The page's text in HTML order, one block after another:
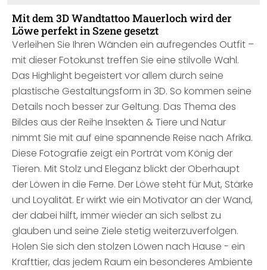
Mit dem 3D Wandtattoo Mauerloch wird der
Löwe perfekt in Szene gesetzt
Verleihen Sie Ihren Wänden ein aufregendes Outfit –
mit dieser Fotokunst treffen Sie eine stilvolle Wahl.
Das Highlight begeistert vor allem durch seine
plastische Gestaltungsform in 3D. So kommen seine
Details noch besser zur Geltung. Das Thema des
Bildes aus der Reihe Insekten & Tiere und Natur
nimmt Sie mit auf eine spannende Reise nach Afrika.
Diese Fotografie zeigt ein Porträt vom König der
Tieren. Mit Stolz und Eleganz blickt der Oberhaupt
der Löwen in die Ferne. Der Löwe steht für Mut, Stärke
und Loyalität. Er wirkt wie ein Motivator an der Wand,
der dabei hilft, immer wieder an sich selbst zu
glauben und seine Ziele stetig weiterzuverfolgen.
Holen Sie sich den stolzen Löwen nach Hause - ein
Krafttier, das jedem Raum ein besonderes Ambiente